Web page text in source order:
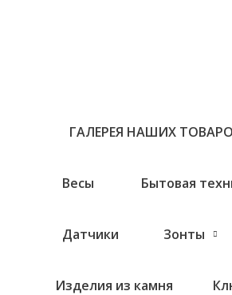
ГАЛЕРЕЯ НАШИХ
Весы Бытовая
Датчики Зонты
Изделия из камня